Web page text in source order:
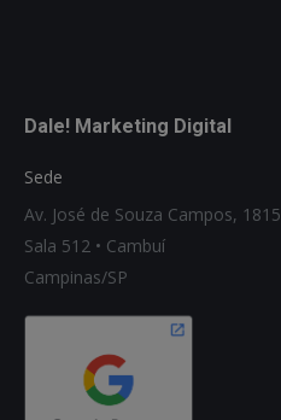
Dale! Marketing Digital
Sede
Av. José de Souza Campos, 1815
Sala 512 • Cambuí
Campinas/SP